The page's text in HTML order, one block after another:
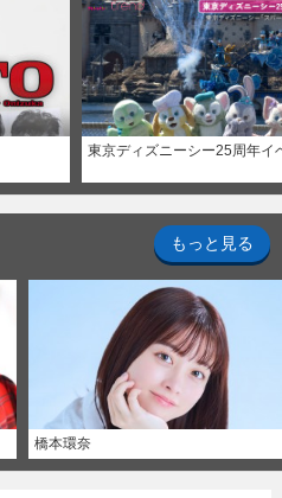
東京ディズニーシー25周年イ
もっと見る
橋本環奈